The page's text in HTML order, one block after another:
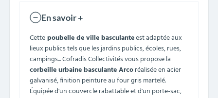
En savoir +
Cettepoubelle de ville basculanteest adaptée aux
lieux publics tels que les jardins publics, écoles, rues,
campings... Cofradis Collectivités vous propose la
corbeille urbaine basculante Arcoréalisée en acier
galvanisé, finition peinture au four gris martelé.
Équipée d'un couvercle rabattable et d'un porte-sac,